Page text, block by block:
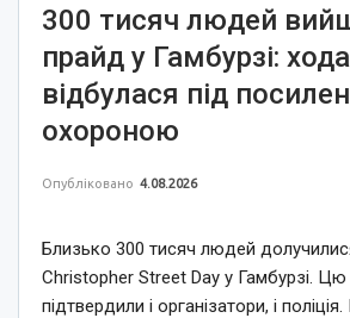
300 тисяч людей
прайд у Гамбурзі: хода
відбулася під
охороною
Опубліковано 4.08.2026
Близько 300 тисяч людей
Christopher Street Day у Гамбурзі. Цю
підтвердили і організатори, і